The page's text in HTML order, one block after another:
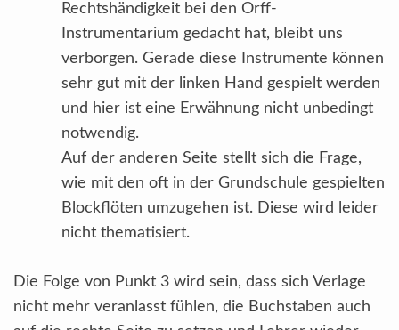
Rechtshändigkeit bei den Orff-
Instrumentarium gedacht hat, bleibt uns
verborgen. Gerade diese Instrumente können
sehr gut mit der linken Hand gespielt werden
und hier ist eine Erwähnung nicht unbedingt
notwendig.
Auf der anderen Seite stellt sich die Frage,
wie mit den oft in der Grundschule gespielten
Blockflöten umzugehen ist. Diese wird leider
nicht thematisiert.
Die Folge von Punkt 3 wird sein, dass sich Verlage
nicht mehr veranlasst fühlen, die Buchstaben auch